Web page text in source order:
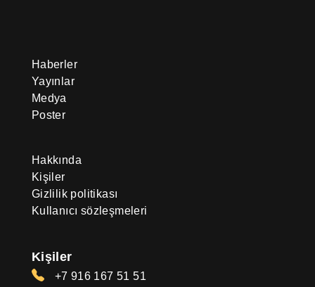
Haberler
Yayınlar
Medya
Poster
Hakkında
Kişiler
Gizlilik politikası
Kullanıcı sözleşmeleri
Kişiler
+7 916 167 51 51